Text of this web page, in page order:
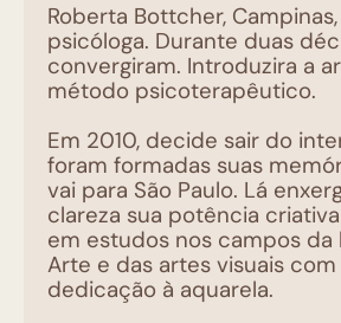
Roberta Bottcher,
psicóloga. Durante duas
convergiram. Introduzira a
método psicoterapêutico.
Em 2010, decide sair do
foram formadas suas
vai para São Paulo. Lá
clareza sua potência
em estudos nos campos da
Arte e das artes visuais
dedicação à aquarela.